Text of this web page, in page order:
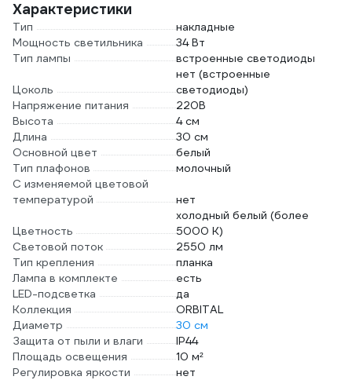
Характеристики
Тип
накладные
Мощность светильника
34 Вт
Тип лампы
встроенные светодиоды
Цоколь
нет (встроенные
светодиоды)
Напряжение питания
220В
Высота
4 см
Длина
30 см
Основной цвет
белый
Тип плафонов
молочный
С изменяемой цветовой
температурой
нет
Цветность
холодный белый (более
5000 К)
Световой поток
2550 лм
Тип крепления
планка
Лампа в комплекте
есть
LED-подсветка
да
Коллекция
ORBITAL
Диаметр
30 см
Защита от пыли и влаги
IP44
Площадь освещения
10 м²
Регулировка яркости
нет